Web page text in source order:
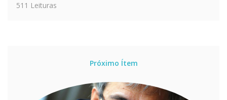
511 Leituras
Próximo Ítem